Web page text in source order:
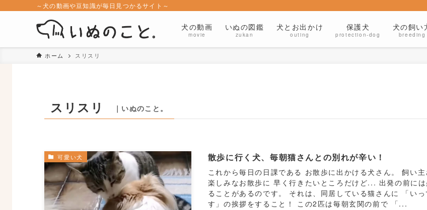
～犬の動画や豆知識が毎日見つかるサイト～
犬の動画
movie
いぬの図鑑
zukan
犬とお出かけ
outing
保護犬
protection-dog
犬の飼い
breeding
ホーム スリスリ
スリスリ ｜いぬのこと。
可愛い犬 散歩に行く犬、毎朝猫さんとの別れが辛い！
これから毎日の日課である お散歩に出かける犬さん。 飼い主
楽しみなお散歩に 早く行きたいところだけど... 出発の前に
ることがあるのです。 それは、同居している猫さんに 「いっ
す」の挨拶をすること！ この2匹は毎朝玄関の前で 「...